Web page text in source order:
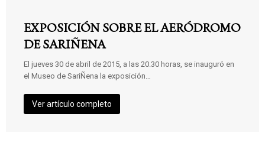
EXPOSICIÓN SOBRE EL AERÓDROMO
DE SARIÑENA
El jueves 30 de abril de 2015, a las 20.30 horas, se inauguró en
el Museo de SariÑena la exposición…
Ver artículo completo